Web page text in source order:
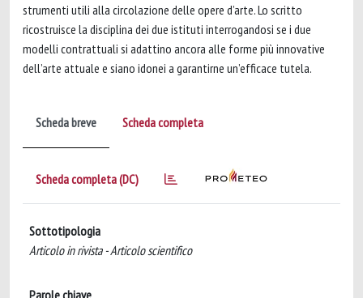
strumenti utili alla circolazione delle opere d’arte. Lo scritto
ricostruisce la disciplina dei due istituti interrogandosi se i due
modelli contrattuali si adattino ancora alle forme più innovative
dell’arte attuale e siano idonei a garantirne un’efficace tutela.
Scheda breve Scheda completa
Scheda completa (DC)
Sottotipologia
Articolo in rivista - Articolo scientifico
Parole chiave